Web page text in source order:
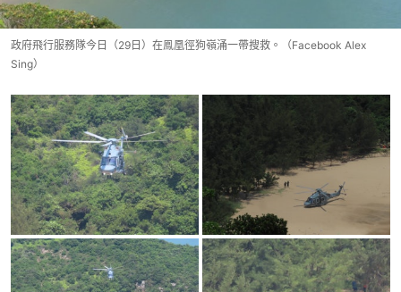
政府飛行服務隊今日（29日）在鳯凰徑狗嶺涌一帶搜救。（Facebook Alex
Sing）